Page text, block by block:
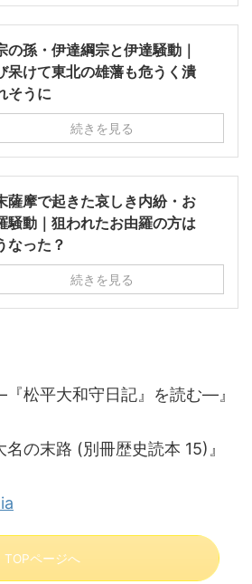
の孫・伊達綱宗と伊達騒動｜
呆けて東北の雄藩も危うく潰
そうに
続きを見る
薩摩で起きた哀しき内紛・お
騒動｜狙われたお由羅の方は
なった？
続きを見る
『松平大和守日記』を読む―』
の末路 (別冊歴史読本 15)』
TOPページへ